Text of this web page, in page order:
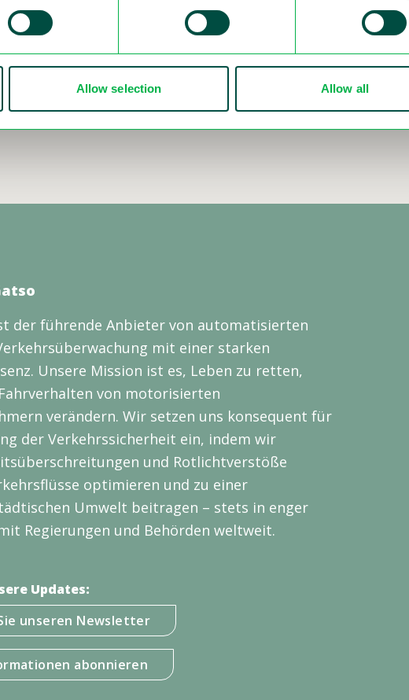
Allow selection Allow all
16, 2022:
gatso-meddelar-att-kontrakt-tecknats-med-trafikverket-
der führende Anbieter von automatisierten
mit einer starken
Unsere Mission ist es, Leben zu retten,
von motorisierten
verändern. Wir setzen uns konsequent für
der Verkehrssicherheit ein, indem wir
und Rotlichtverstöße
optimieren und zu einer
Umwelt beitragen – stets in enger
Regierungen und Behörden weltweit.
Updates:
unseren Newsletter
abonnieren